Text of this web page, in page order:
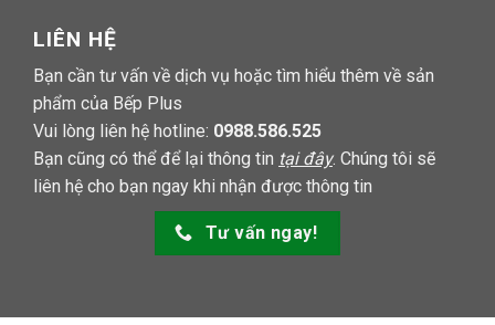
LIÊN HỆ
Bạn cần tư vấn về dịch vụ hoặc tìm hiểu thêm về sản
phẩm của Bếp Plus
Vui lòng liên hệ hotline: 0988.586.525
Bạn cũng có thể để lại thông tin tại đây. Chúng tôi sẽ
liên hệ cho bạn ngay khi nhận được thông tin
Tư vấn ngay!